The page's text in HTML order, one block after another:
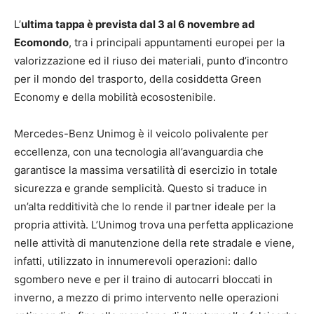
L’ultima tappa è prevista dal 3 al 6 novembre ad
Ecomondo, tra i principali appuntamenti europei per la
valorizzazione ed il riuso dei materiali, punto d’incontro
per il mondo del trasporto, della cosiddetta Green
Economy e della mobilità ecosostenibile.
Mercedes-Benz Unimog è il veicolo polivalente per
eccellenza, con una tecnologia all’avanguardia che
garantisce la massima versatilità di esercizio in totale
sicurezza e grande semplicità. Questo si traduce in
un’alta redditività che lo rende il partner ideale per la
propria attività. L’Unimog trova una perfetta applicazione
nelle attività di manutenzione della rete stradale e viene,
infatti, utilizzato in innumerevoli operazioni: dallo
sgombero neve e per il traino di autocarri bloccati in
inverno, a mezzo di primo intervento nelle operazioni